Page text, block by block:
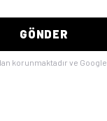
GÖNDER
korunmaktadır ve Google